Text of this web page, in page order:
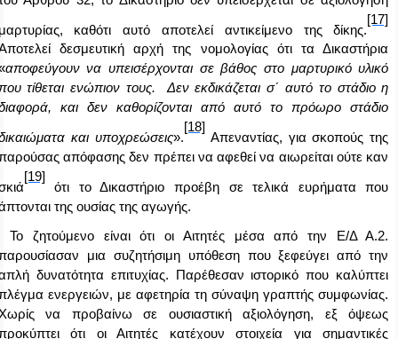
καθότι αυτό αποτελεί αντικείμενο της δίκης.
[17]
δεσμευτική αρχή της νομολογίας ότι τα Δικαστήρια
αποφεύγουν να υπεισέρχονται σε βάθος στο μαρτυρικό υλικό
τίθεται ενώπιον τους. Δεν εκδικάζεται σ΄ αυτό το στάδιο η
και δεν καθορίζονται από αυτό το πρόωρο στάδιο
και υποχρεώσεις».
[18]
Απεναντίας, για σκοπούς της
απόφασης δεν πρέπει να αφεθεί να αιωρείται ούτε καν
[19]
ότι το Δικαστήριο προέβη σε τελικά ευρήματα που
της ουσίας της αγωγής.
Το ζητούμενο είναι ότι οι Αιτητές μέσα από την Ε/Δ Α.2.
μια συζητήσιμη υπόθεση που ξεφεύγει από την
δυνατότητα επιτυχίας. Παρέθεσαν ιστορικό που καλύπτει
ενεργειών, με αφετηρία τη σύναψη γραπτής συμφωνίας.
να προβαίνω σε ουσιαστική αξιολόγηση, εξ όψεως
ότι οι Αιτητές κατέχουν στοιχεία για σημαντικές